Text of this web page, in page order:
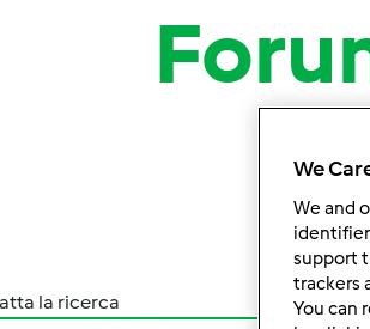
la ricerca
We
We and
support
trackers
You can